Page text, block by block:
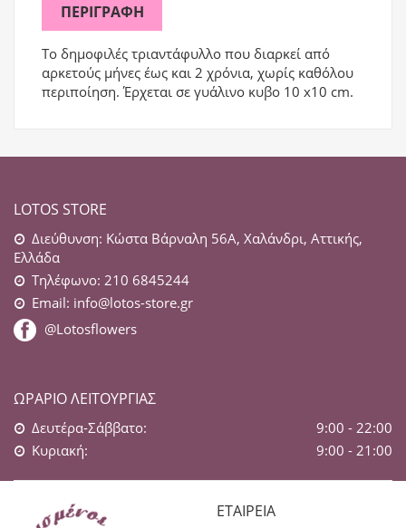
ΠΕΡΙΓΡΑΦΉ
Το δημοφιλές τριαντάφυλλο που διαρκεί από
αρκετούς μήνες έως και 2 χρόνια, χωρίς καθόλου
περιποίηση. Έρχεται σε γυάλινο κυβο 10 x10 cm.
LOTOS STORE
Διεύθυνση: Κώστα Βάρναλη 56Α, Χαλάνδρι, Αττικής,
Ελλάδα
Τηλέφωνο: 210 6845244
Email: info@lotos-store.gr
@Lotosflowers
ΩΡΆΡΙΟ ΛΕΙΤΟΥΡΓΊΑΣ
Δευτέρα-Σάββατο:
9:00 - 22:00
Κυριακή:
9:00 - 21:00
ΕΤΑΙΡΕΊΑ